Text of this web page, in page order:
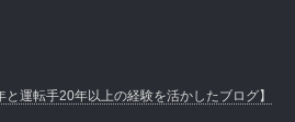
運転手20年以上の経験を活かしたブログ】